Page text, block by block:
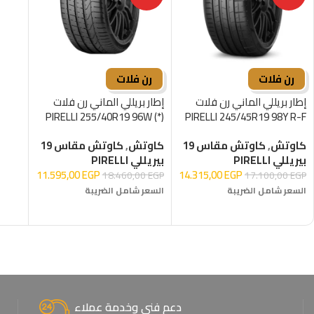
رن فلات
إطار بريللي الماني رن فلات
PIRELLI 245/45R19 98Y R-F
كاوتش,كاوتش مقاس 19
بيريللي PIRELLI
17.100,00EGP
14.315,00EGP
السعر شامل الضريبة
رن فلات
إطار بريللي الماني رن فلات
PIRELLI 255/40R19 96W (*)
كاوتش,كاوتش مقاس 19
بيريللي PIRELLI
18.460,00EGP
11.595,00EGP
السعر شامل الضريبة
دعم فني وخدمة عملاء